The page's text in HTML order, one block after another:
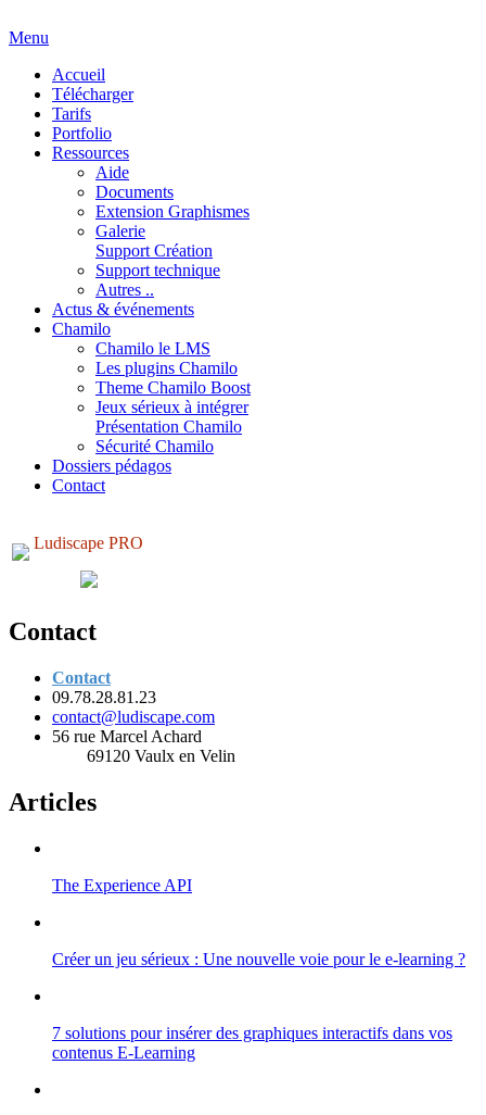
Menu
Accueil
Télécharger
Tarifs
Portfolio
Ressources
Aide
Documents
Extension Graphismes
Galerie
Support Création
Support technique
Autres ..
Actus & événements
Chamilo
Chamilo le LMS
Les plugins Chamilo
Theme Chamilo Boost
Jeux sérieux à intégrer
Présentation Chamilo
Sécurité Chamilo
Dossiers pédagos
Contact
Ludiscape PRO
Contact
Contact
09.78.28.81.23
contact@ludiscape.com
56 rue Marcel Achard
69120 Vaulx en Velin
Articles
The Experience API
Créer un jeu sérieux : Une nouvelle voie pour le e-learning ?
7 solutions pour insérer des graphiques interactifs dans vos
contenus E-Learning